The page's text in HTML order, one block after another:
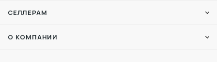
СЕЛЛЕРАМ
О КОМПАНИИ